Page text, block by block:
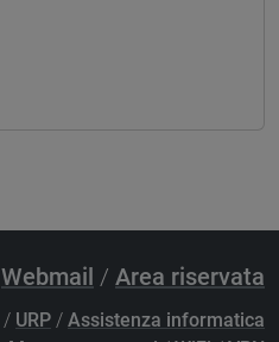
Webmail / Area riservata
/ URP / Assistenza informatica